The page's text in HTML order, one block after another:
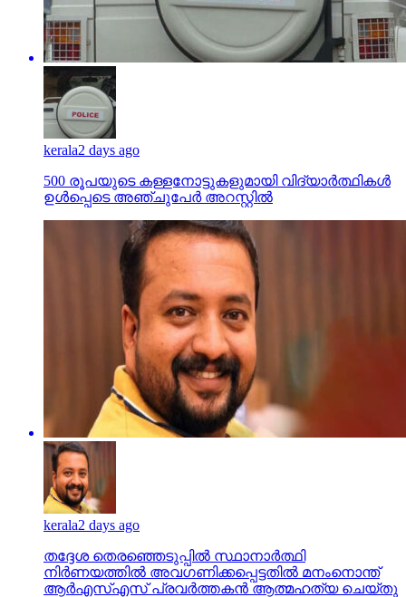
kerala2 days ago
500 രൂപയുടെ കള്ളനോട്ടുകളുമായി വിദ്യാര്‍ത്ഥികള്‍
ഉള്‍പ്പെടെ അഞ്ചുപേര്‍ അറസ്റ്റില്‍
kerala2 days ago
തദ്ദേശ തെരഞ്ഞെടുപ്പില്‍ സ്ഥാനാര്‍ത്ഥി
നിര്‍ണയത്തില്‍ അവഗണിക്കപ്പെട്ടതില്‍ മനംനൊന്ത്
ആര്‍എസ്എസ് പ്രവര്‍ത്തകന്‍ ആത്മഹത്യ ചെയ്തു